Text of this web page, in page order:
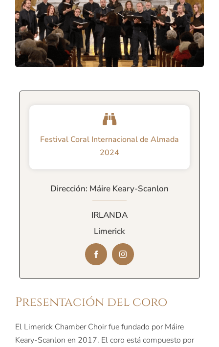
Presentación del coro
El Limerick Chamber Choir fue fundado por Máire
Keary-Scanlon en 2017. El coro está compuesto por
Festival Coral Internacional de Almada
2024
Dirección: Máire Keary-Scanlon
IRLANDA
Limerick